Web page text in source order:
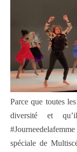
Parce que toutes
diversité et
spéciale de